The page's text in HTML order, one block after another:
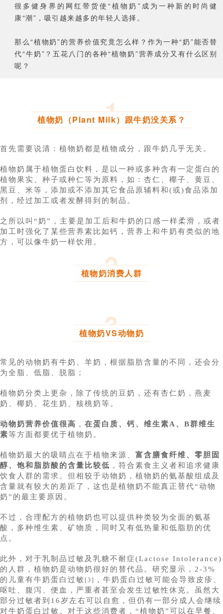
很多健身界的网红带货使“植物奶”成为一种新的时尚健
康“潮”，吸引越来越多的年轻人选择。
那么“植物奶”的营养价值究竟怎么样？作为一种“奶”能否替
代“牛奶”？五花八门的各种“植物奶”营养成分又有什么区别
呢？
1
植物奶（Plant Milk）跟牛奶没关系？
首先需要说清： 植物奶都是植物成分，跟牛奶 几乎无关 。
植物奶属于植物蛋白饮料，是以一种或多种含有一定蛋白的
植物果实、种子或种仁等为原料，如：杏仁、椰子、黄豆、
黑豆、米等，添加或不添加其它食品原辅料和(或)食品添加
剂，经过加工或者发酵得到的制品。
之所以叫“奶”，主要是加工后和牛奶的口感一样柔滑，或者
加工时强化了某些营养素比如钙，营养上和牛奶有类似的地
方，可以像牛奶一样饮用。
2
植物奶消费人群
3
植物奶VS动物奶
常见的动物奶有牛奶、羊奶，根据脂肪含量的不同，还会分
为全脂、低脂、脱脂；
植物奶分类上更杂，除了传统的豆奶，还有杏仁奶，燕麦
奶、椰奶、花生奶、核桃奶等。
动物奶营养价值很高 ， 在蛋白质、钙、维生素A、B群维生
素等方面都要优于植物奶。
植物奶最大的吸睛点在于植物来源、 富含膳食纤维、零胆固
醇、饱和脂肪酸的含量比较低 ，符合素食主义者和追求健康
饮食人群的需求。但相较于动物奶，植物奶的氨基酸组成及
含量就有较大的差距了，这也是植物奶不能真正替代“动物
奶”的最主要原因。
不过，合理配方的植物奶也可以提供种类较为全面的氨基
酸，多种维生素、矿物质，同时又有低热量和低脂肪的优
点。
此外，对于乳制品过敏及乳糖不耐症(Lactose Intolerance)
的人群，植物奶是动物奶很好的替代品。研究显示，2-3%
的儿童有牛奶蛋白过敏 [3]
，牛奶蛋白过敏可能会导致皮疹、
呕吐、腹泻、便血，严重者甚至会发生过敏性休克。虽然大
部分过敏者到16岁左右可以自愈，但仍有一部分成人会继续
对牛奶蛋白过敏。对于这些消费者，“植物奶”可以在早餐、